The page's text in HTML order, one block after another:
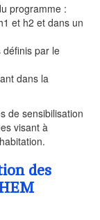
programme :
et h2 et dans un
par le
dans la
de sensibilisation
visant à
des